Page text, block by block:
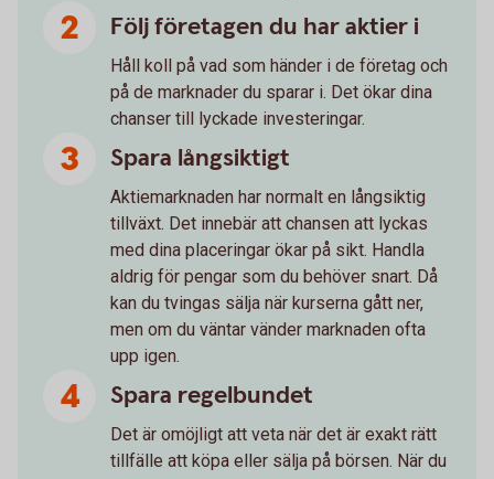
Följ företagen du har aktier i
Håll koll på vad som händer i de företag och
på de marknader du sparar i. Det ökar dina
chanser till lyckade investeringar.
Spara långsiktigt
Aktiemarknaden har normalt en långsiktig
tillväxt. Det innebär att chansen att lyckas
med dina placeringar ökar på sikt. Handla
aldrig för pengar som du behöver snart. Då
kan du tvingas sälja när kurserna gått ner,
men om du väntar vänder marknaden ofta
upp igen.
Spara regelbundet
Det är omöjligt att veta när det är exakt rätt
tillfälle att köpa eller sälja på börsen. När du